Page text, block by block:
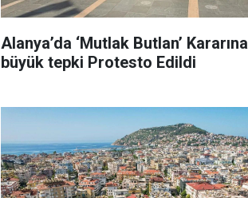
Alanya’da ‘Mutlak Butlan’ Kararına
büyük tepki Protesto Edildi